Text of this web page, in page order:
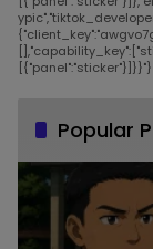
[{"panel":"sticker"}]}}"}
Popular